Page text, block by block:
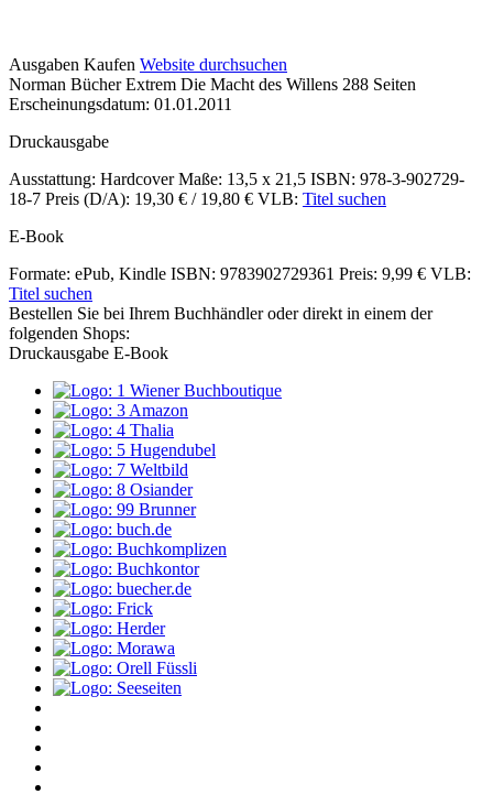
Details
und
Ausgaben Kaufen Website durchsuchen
Norman Bücher Extrem Die Macht des Willens 288 Seiten
Erscheinungsdatum: 01.01.2011
Druckausgabe
Ausstattung: Hardcover Maße: 13,5 x 21,5 ISBN: 978-3-902729-
18-7 Preis (D/A): 19,30 € / 19,80 € VLB: Titel suchen
E-Book
Formate: ePub, Kindle ISBN: 9783902729361 Preis: 9,99 € VLB:
Titel suchen
Bestellen Sie bei Ihrem Buchhändler oder direkt in einem der
folgenden Shops:
Druckausgabe E-Book